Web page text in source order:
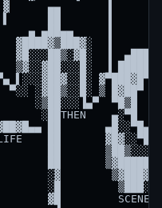
▄▄       ▐
██       ▐
▄ ▄██▄▄     ▐
▓████▓▒███▓░  ▐
▓█░░░██▒░▓█░  ▐  ▄████▄
▒▓░░▓██░░░█░  ▐
▌░░░▓██▓░░█░ ▓▀███▓█▀▀
▀░░ ░▓██▒░░█░ ▒ █▓██▀
░▒██░░░▐▄▀  ▀█▒█
░██THEN    ▄░▀█
██       ▄█░░▀█▄
██       ▓█▓░░▀██
██       ▒██▒░░░██
██       ▒▓██████▒
░▓        ▒▓███▓▒
░█         ▒███░
▓█         SCENE